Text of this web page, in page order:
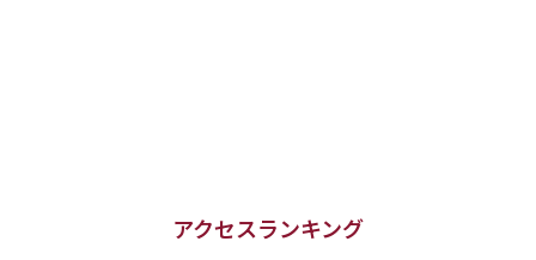
アクセスランキング